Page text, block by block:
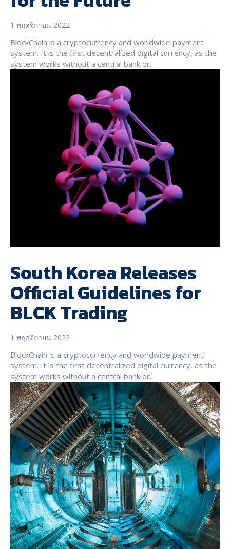
1 พฤศจิกายน 2022
BlockChain is a cryptocurrency and worldwide payment
system. It is the first decentralized digital currency, as the
system works without a central bank or...
South Korea Releases
Official Guidelines for
BLCK Trading
1 พฤศจิกายน 2022
BlockChain is a cryptocurrency and worldwide payment
system. It is the first decentralized digital currency, as the
system works without a central bank or...